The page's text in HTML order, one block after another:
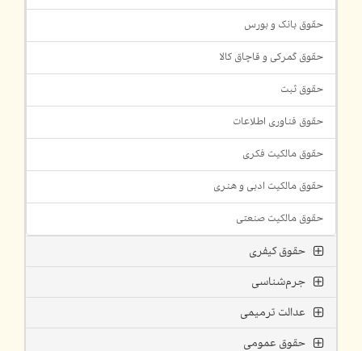
حقوق بانک و بورس
حقوق گمرکی و قاچاق کالا
حقوق ثبت
حقوق فناوری اطلاعات
حقوق مالکیت فکری
حقوق مالکیت ادبی و هنری
حقوق مالکیت صنعتی
حقوق کیفری
جرم‌شناسی
عدالت ترمیمی
حقوق عمومی